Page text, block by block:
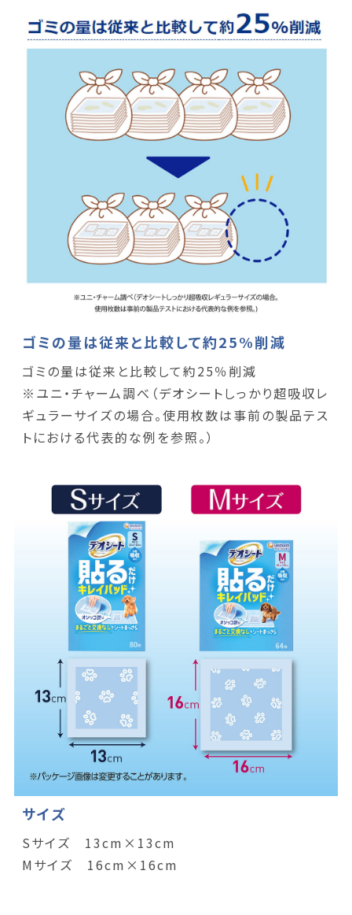
ゴミの量は従来と比較して約25%削減
ゴミの量は従来と比較して約25％削減
※ユニ・チャーム調べ（デオシートしっかり超吸収レ
ギュラーサイズの場合。使用枚数は事前の製品テス
トにおける代表的な例を参照。）
サイズ
Sサイズ 13cm×13cm
Mサイズ 16cm×16cm